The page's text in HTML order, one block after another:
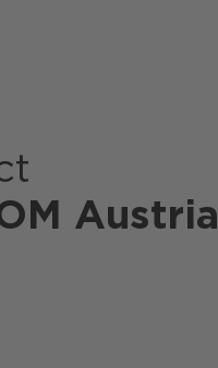
Austria